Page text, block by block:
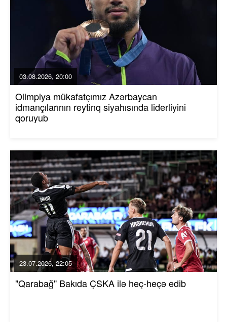
03.08.2026, 20:00
Olimpiya mükafatçımız Azərbaycan
idmançılarının reytinq siyahısında liderliyini
qoruyub
23.07.2026, 22:05
"Qarabağ" Bakıda ÇSKA ilə heç-heçə edib